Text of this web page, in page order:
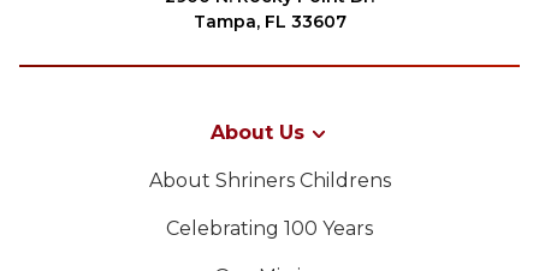
Tampa, FL 33607
About Us
About Shriners Childrens
Celebrating 100 Years